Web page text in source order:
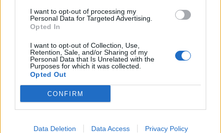
I want to opt-out of processing my
Personal Data for Targeted Advertising.
Opted In
I want to opt-out of Collection, Use,
Retention, Sale, and/or Sharing of my
Personal Data that Is Unrelated with the
Purposes for which it was collected.
Opted Out
CONFIRM
Data Deletion Data Access Privacy Policy
2026-08-06 KL. 08:31
Moa Granat jagar
EM-form och tre
flickor i All-Star
kartnålar